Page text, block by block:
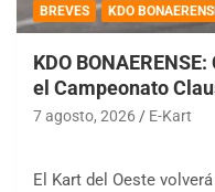
BREVES KDO
KDO
el Campeonato
7 agosto, 2026 E-Kart
El Kart del Oeste